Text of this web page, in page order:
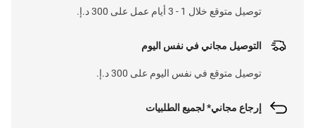
توصيل متوقع خلال 1 - 3 أيام عمل على 300 د.إ.
التوصيل مجاني في نفس اليوم
توصيل متوقع في نفس اليوم على 300 د.إ.
إرجاع مجاني* لجميع الطلبيات